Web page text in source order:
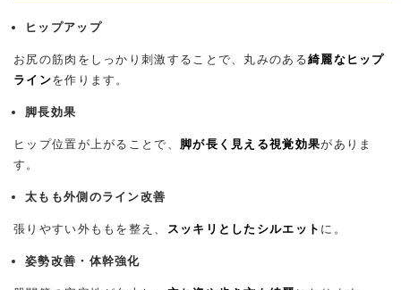
ヒップアップ
お尻の筋肉をしっかり刺激することで、丸みのある綺麗なヒップ
ラインを作ります。
脚長効果
ヒップ位置が上がることで、 脚が長く見える視覚効果がありま
す。
太もも外側のライン改善
張りやすい外ももを整え、 スッキリとしたシルエット に。
姿勢改善・体幹強化